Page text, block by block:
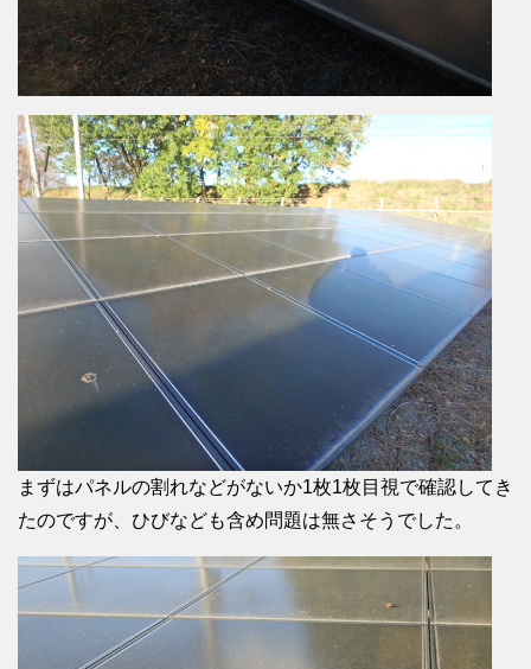
まずはパネルの割れなどがないか1枚1枚目視で確認してき
たのですが、ひびなども含め問題は無さそうでした。